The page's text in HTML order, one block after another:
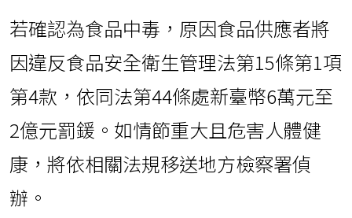
若確認為食品中毒，原因食品供應者將
因違反食品安全衛生管理法第15條第1項
第4款，依同法第44條處新臺幣6萬元至
2億元罰鍰。如情節重大且危害人體健
康，將依相關法規移送地方檢察署偵
辦。